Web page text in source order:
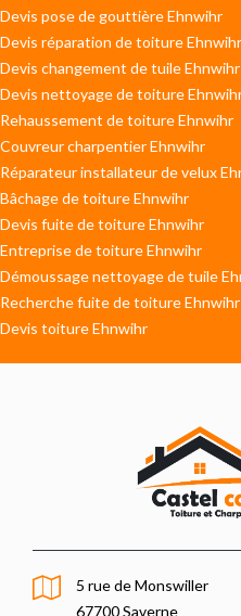
Devis pose de gouttière Ehnwihr
Devis réparation de toiture Ehnwihr
Devis changement de tuile Ehnwihr
Devis nettoyage de toiture
Rehaussement de toiture Ehnwihr
Couvreur charpentier Ehnwihr
Réparateur installateur de velux
Bâchage de toiture Ehnwihr
Devis fuite de toiture Ehnwihr
Entreprise de toiture Ehnwihr
Démoussage nettoyage de tuile
Recherche fuite de toiture Ehnwihr
Devis toiture Ehnwihr
5 rue de Monswiller
67700 Saverne